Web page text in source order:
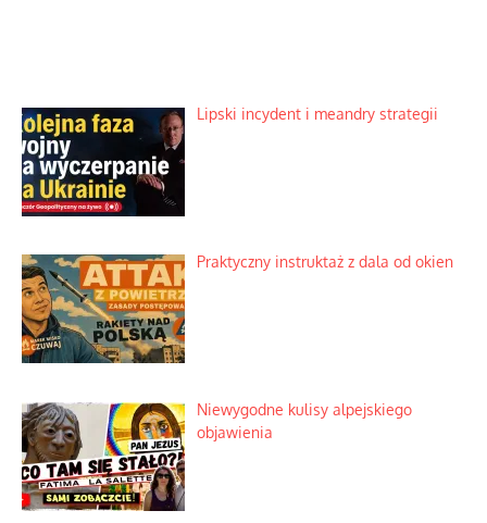
Lipski incydent i meandry strategii
Praktyczny instruktaż z dala od okien
Niewygodne kulisy alpejskiego
objawienia